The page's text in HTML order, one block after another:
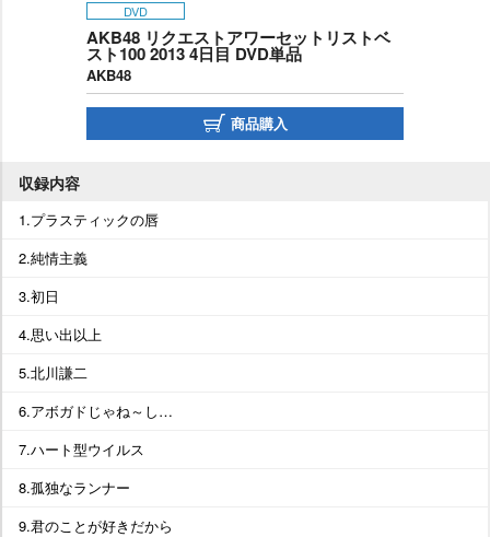
DVD
AKB48 リクエストアワーセットリストベ
スト100 2013 4日目 DVD単品
AKB48
商品購入
収録内容
1.プラスティックの唇
2.純情主義
3.初日
4.思い出以上
5.北川謙二
6.アボガドじゃね～し…
7.ハート型ウイルス
8.孤独なランナー
9.君のことが好きだから